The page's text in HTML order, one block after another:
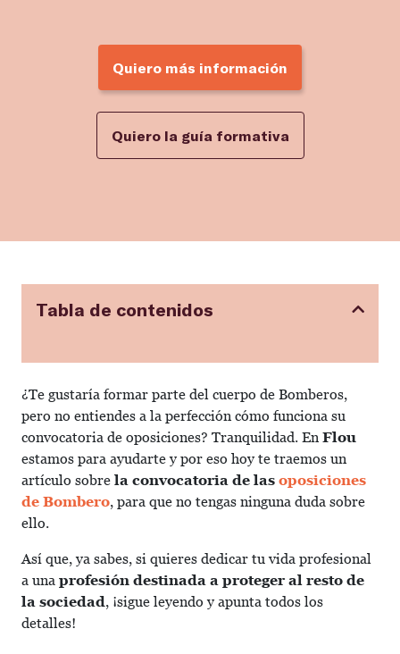
Quiero más información
Quiero la guía formativa
Tabla de contenidos
¿Te gustaría formar parte del cuerpo de Bomberos,
pero no entiendes a la perfección cómo funciona su
convocatoria de oposiciones? Tranquilidad. En Flou
estamos para ayudarte y por eso hoy te traemos un
artículo sobre la convocatoria de las oposiciones
de Bombero, para que no tengas ninguna duda sobre
ello.
Así que, ya sabes, si quieres dedicar tu vida profesional
a una profesión destinada a proteger al resto de
la sociedad, ¡sigue leyendo y apunta todos los
detalles!